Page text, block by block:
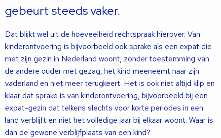
gebeurt steeds vaker.
Dat blijkt wel uit de hoeveelheid rechtspraak hierover. Van
kinderontvoering is bijvoorbeeld ook sprake als een expat die
met zijn gezin in Nederland woont, zonder toestemming van
de andere ouder met gezag, het kind meeneemt naar zijn
vaderland en niet meer terugkeert. Het is ook niet altijd klip en
klaar dat sprake is van kinderontvoering, bijvoorbeeld bij een
expat-gezin dat telkens slechts voor korte periodes in een
land verblijft en niet het volledige jaar bij elkaar woont. Waar is
dan de gewone verblijfplaats van een kind?